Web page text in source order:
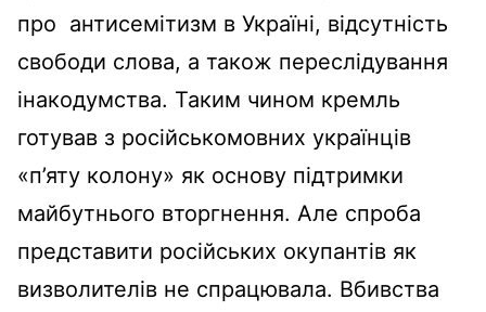
про антисемітизм в Україні, відсутність
свободи слова, а також переслідування
інакодумства. Таким чином кремль
готував з російськомовних українців
«п’яту колону» як основу підтримки
майбутнього вторгнення. Але спроба
представити російських окупантів як
визволителів не спрацювала. Вбивства